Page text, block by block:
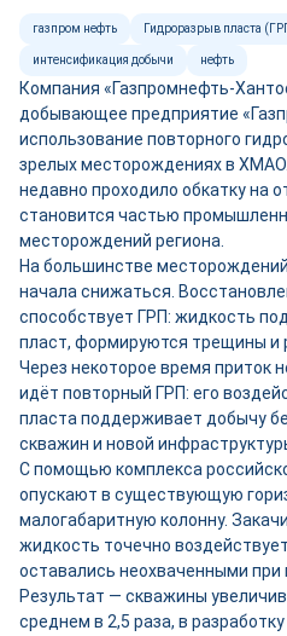
газпром нефть Гидроразрыв пласта
интенсификация добычи нефть
Компания «Газпромнефть-
добывающее предприятие
использование повторного
зрелых месторождениях в
недавно проходило обкатку на
становится частью
месторождений региона.
На большинстве
начала снижаться.
способствует ГРП: жидкость
пласт, формируются трещины и
Через некоторое время приток
идёт повторный ГРП: его
пласта поддерживает добычу
скважин и новой
С помощью комплекса
опускают в существующую
малогабаритную колонну.
жидкость точечно
оставались неохваченными при
Результат — скважины
среднем в 2,5 раза, в